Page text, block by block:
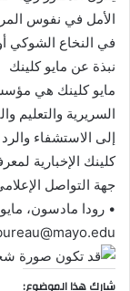
الأمل في نفوس
في النخاع الشوكي
نبذة عن مايو كلينك
مايو كلينك هي
السريرية والتعليم
إلى الاستشفاء
كلينك الإخبارية
جهة التواصل
• رودا مادسون، مايو
شارك هذا الموضوع: